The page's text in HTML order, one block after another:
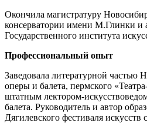
Окончила магистратуру
консерватории имени М.Глинки и
Государственного института
Профессиональный опыт
Заведовала литературной частью
оперы и балета, пермского
штатным лектором-
балета. Руководитель и автор
Дягилевского фестиваля искусств